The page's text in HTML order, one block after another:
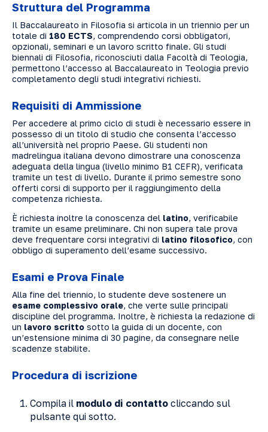
Struttura del Programma
Il Baccalaureato in Filosofia si articola in un triennio per un
totale di 180 ECTS, comprendendo corsi obbligatori,
opzionali, seminari e un lavoro scritto finale. Gli studi
biennali di Filosofia, riconosciuti dalla Facoltà di Teologia,
permettono l’accesso al Baccalaureato in Teologia previo
completamento degli studi integrativi richiesti.
Requisiti di Ammissione
Per accedere al primo ciclo di studi è necessario essere in
possesso di un titolo di studio che consenta l’accesso
all’università nel proprio Paese. Gli studenti non
madrelingua italiana devono dimostrare una conoscenza
adeguata della lingua (livello minimo B1 CEFR), verificata
tramite un test di livello. Durante il primo semestre sono
offerti corsi di supporto per il raggiungimento della
competenza richiesta.
È richiesta inoltre la conoscenza del latino, verificabile
tramite un esame preliminare. Chi non supera tale prova
deve frequentare corsi integrativi di latino filosofico, con
obbligo di superamento dell’esame successivo.
Esami e Prova Finale
Alla fine del triennio, lo studente deve sostenere un
esame complessivo orale, che verte sulle principali
discipline del programma. Inoltre, è richiesta la redazione di
un lavoro scritto sotto la guida di un docente, con
un’estensione minima di 30 pagine, da consegnare nelle
scadenze stabilite.
Procedura di iscrizione
Compila il modulo di contatto cliccando sul
pulsante qui sotto.